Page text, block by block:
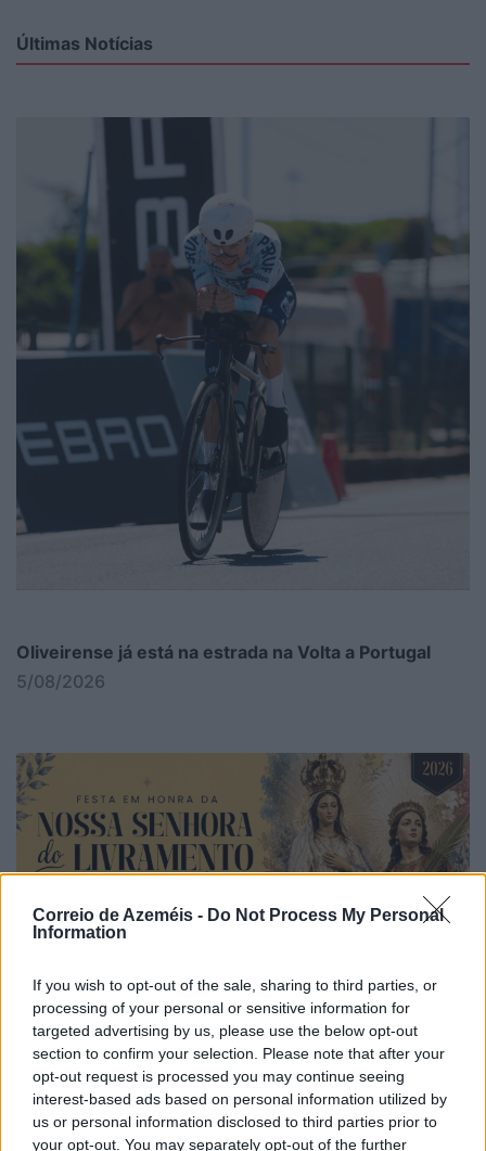
Correio de Azeméis - Do Not Process My Personal
Information
If you wish to opt-out of the sale, sharing to third parties, or
processing of your personal or sensitive information for
targeted advertising by us, please use the below opt-out
section to confirm your selection. Please note that after your
opt-out request is processed you may continue seeing
interest-based ads based on personal information utilized by
us or personal information disclosed to third parties prior to
your opt-out. You may separately opt-out of the further
Últimas Notícias
Oliveirense já está na estrada na Volta a Portugal
5/08/2026